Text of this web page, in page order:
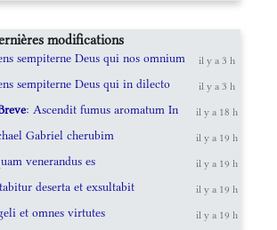
modifications
sempiterne Deus qui nos omnium il y a 3 h
sempiterne Deus qui in dilecto il y a 3 h
: Ascendit fumus aromatum In il y a 18 h
Gabriel cherubim il y a 19 h
venerandus es il y a 19 h
deserta et exsultabit il y a 19 h
et omnes virtutes il y a 19 h